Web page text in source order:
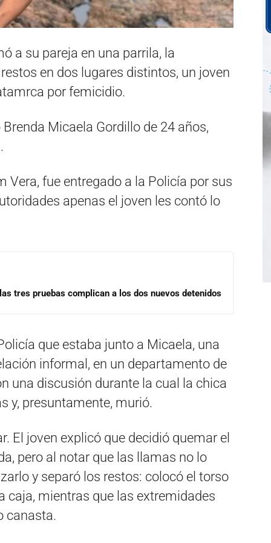
a su pareja en una parrila, la
en dos lugares distintos, un joven
por femicidio.
Micaela Gordillo de 24 años,
Vera, fue entregado a la Policía por sus
apenas el joven les contó lo
tres pruebas complican a los dos nuevos detenidos
que estaba junto a Micaela, una
informal, en un departamento de
una discusión durante la cual la chica
y, presuntamente, murió.
El joven explicó que decidió quemar el
pero al notar que las llamas no lo
y separó los restos: colocó el torso
caja, mientras que las extremidades
canasta.